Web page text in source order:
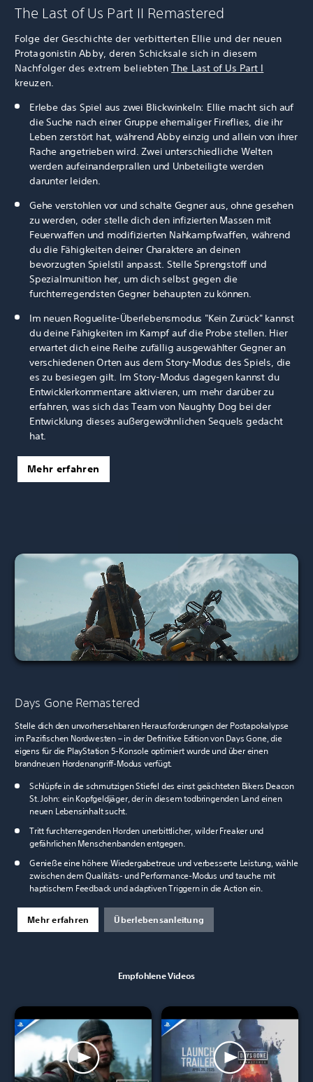
The Last of Us Part II Remastered
Folge der Geschichte der verbitterten Ellie und der neuen
Protagonistin Abby, deren Schicksale sich in diesem
Nachfolger des extrem beliebtenThe Last of Us Part I
kreuzen.
Erlebe das Spiel aus zwei Blickwinkeln: Ellie macht sich auf
die Suche nach einer Gruppe ehemaliger Fireflies, die ihr
Leben zerstört hat, während Abby einzig und allein von ihrer
Rache angetrieben wird. Zwei unterschiedliche Welten
werden aufeinanderprallen und Unbeteiligte werden
darunter leiden.
Gehe verstohlen vor und schalte Gegner aus, ohne gesehen
zu werden, oder stelle dich den infizierten Massen mit
Feuerwaffen und modifizierten Nahkampfwaffen, während
du die Fähigkeiten deiner Charaktere an deinen
bevorzugten Spielstil anpasst. Stelle Sprengstoff und
Spezialmunition her, um dich selbst gegen die
furchterregendsten Gegner behaupten zu können.
Im neuen Roguelite-Überlebensmodus "Kein Zurück" kannst
du deine Fähigkeiten im Kampf auf die Probe stellen. Hier
erwartet dich eine Reihe zufällig ausgewählter Gegner an
verschiedenen Orten aus dem Story-Modus des Spiels, die
es zu besiegen gilt. Im Story-Modus dagegen kannst du
Entwicklerkommentare aktivieren, um mehr darüber zu
erfahren, was sich das Team von Naughty Dog bei der
Entwicklung dieses außergewöhnlichen Sequels gedacht
hat.
Mehr erfahren
Days Gone Remastered
Stelle dich den unvorhersehbaren Herausforderungen der Postapokalypse
im Pazifischen Nordwesten – in der Definitive Edition von Days Gone, die
eigens für die PlayStation 5-Konsole optimiert wurde und über einen
brandneuen Hordenangriff-Modus verfügt.
Schlüpfe in die schmutzigen Stiefel des einst geächteten Bikers Deacon
St. John: ein Kopfgeldjäger, der in diesem todbringenden Land einen
neuen Lebensinhalt sucht.
Tritt furchterregenden Horden unerbittlicher, wilder Freaker und
gefährlichen Menschenbanden entgegen.
Genieße eine höhere Wiedergabetreue und verbesserte Leistung, wähle
zwischen dem Qualitäts- und Performance-Modus und tauche mit
haptischem Feedback und adaptiven Triggern in die Action ein.
Mehr erfahren Überlebensanleitung
Empfohlene Videos